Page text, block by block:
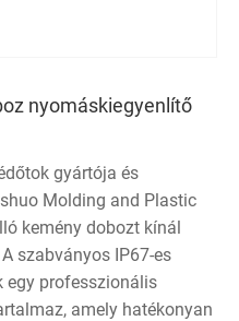
nyomáskiegyenlítő
gyártója és
Molding and Plastic
kemény dobozt kínál
szabványos IP67-es
egy professzionális
amely hatékonyan